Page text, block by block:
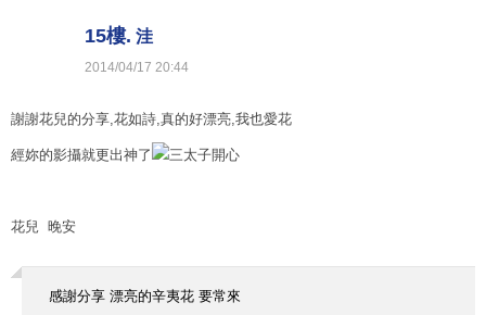
15樓. 洼
2014/04/17 20:44
謝謝花兒的分享,花如詩,真的好漂亮,我也愛花
經妳的影攝就更出神了
花兒 晚安
感謝分享 漂亮的辛夷花 要常來